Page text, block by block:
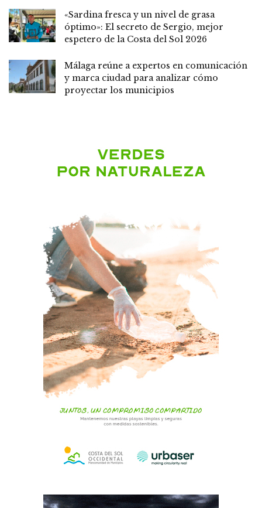
«Sardina fresca y un nivel de grasa
óptimo»: El secreto de Sergio, mejor
espetero de la Costa del Sol 2026
Málaga reúne a expertos en comunicación
y marca ciudad para analizar cómo
proyectar los municipios